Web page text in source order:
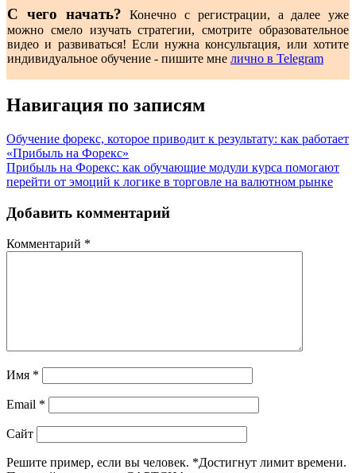
С чего начать?Конечно с регистрации, а далее уже
можно смело изучать стратегии, смотрите образовательное
видео и развиваться! Если нужна консультация, или хотите
индивидуальное обучение - пишите мне лично в Telegram
Навигация по записям
Обучение форекс, которое приводит к результату: как работает
«Прибыль на Форекс»
Прибыль на Форекс: как обучающие модули курса помогают
перейти от эмоций к логике в торговле на валютном рынке
Добавить комментарий
Комментарий *
Имя *
Email *
Сайт
Решите пример, если вы человек. *Достигнут лимит времени.